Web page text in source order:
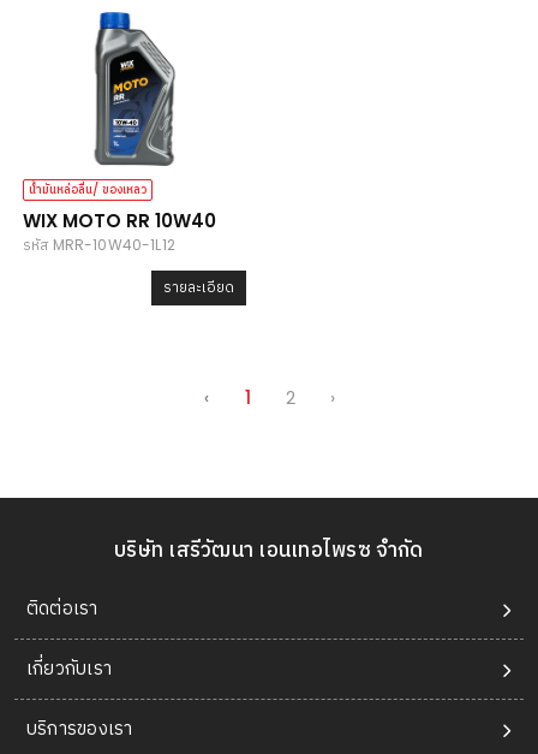
น้ำมันหล่อลื่น/ ของเหลว
WIX MOTO RR 10W40
รหัส MRR-10W40-1L12
รายละเอียด
‹ 1 2 ›
บริษัท เสรีวัฒนา เอนเทอไพรซ จำกัด
ติดต่อเรา
เกี่ยวกับเรา
บริการของเรา